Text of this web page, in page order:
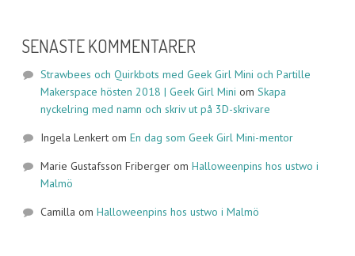
SENASTE KOMMENTARER
Strawbees och Quirkbots med Geek Girl Mini och Partille
Makerspace hösten 2018 | Geek Girl Mini om Skapa
nyckelring med namn och skriv ut på 3D-skrivare
Ingela Lenkertom En dag som Geek Girl Mini-mentor
Marie Gustafsson Fribergerom Halloweenpins hos ustwo i
Malmö
Camilla om Halloweenpins hos ustwo i Malmö